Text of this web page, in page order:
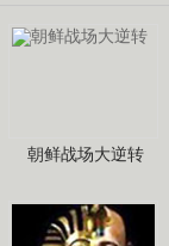
朝鲜战场大逆转